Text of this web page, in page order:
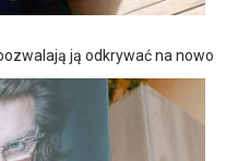
ją odkrywać na nowo